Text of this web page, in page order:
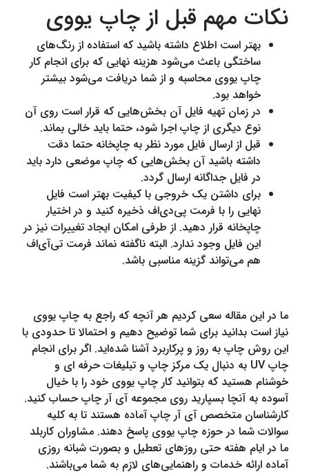
نکات مهم قبل از چاپ یووی
بهتر است اطلاع داشته باشید که استفاده از رنگ‌های
ساختگی باعث می‌شود هزینه نهایی که برای انجام کار
چاپ یووی محاسبه و از شما دریافت می‌شود بیشتر
خواهد بود.
در زمان تهیه فایل آن بخش‌هایی که قرار است روی آن
نوع دیگری از چاپ اجرا شود، حتما باید خالی بماند.
قبل از ارسال فایل مورد نظر به چاپخانه حتما دقت
داشته باشید آن بخش‌هایی که چاپ موضعی دارد باید
در فایل جداگانه ارسال گردد.
برای داشتن یک خروجی با کیفیت بهتر است فایل
نهایی را با فرمت پی‌دی‌اف ذخیره کنید و در اختیار
چاپخانه قرار دهید. از طرفی امکان ایجاد تغییرات نیز در
این فایل وجود ندارد. البته ناگفته نماند فرمت تی‌آی‌اف
هم می‌تواند گزینه مناسبی باشد.
ما در این مقاله سعی کردیم هر آنچه که راجع به چاپ یووی
نیاز است بدانید برای شما توضیح دهیم و احتمالا تا حدودی با
این روش چاپ به روز و پرکاربرد آشنا شده‌اید. اگر برای انجام
چاپ UV به دنبال یک مرکز چاپ و تبلیغات حرفه ای و
خوشنام هستید که بتوانید کار چاپ یووی خود را با خیال
آسوده به آنچا بسپارید روی مجموعه آی آر چاپ حساب کنید.
کارشناسان متخصص آی آر چاپ آماده هستند تا به کلیه
سوالات شما در حوزه چاپ یووی پاسخ دهند. مشاوران کاربلد
ما در ایام هفته حتی روزهای تعطیل و بصورت شبانه روزی
آماده ارائه خدمات و راهنمایی‌های لازم به شما می‌باشند.